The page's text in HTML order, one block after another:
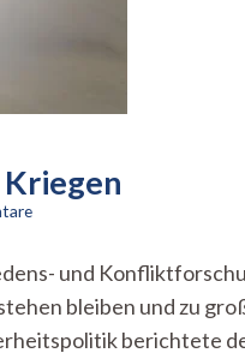
zu
Männlichkeit
in
Kriegen
und
bleiben und zu
berichtete